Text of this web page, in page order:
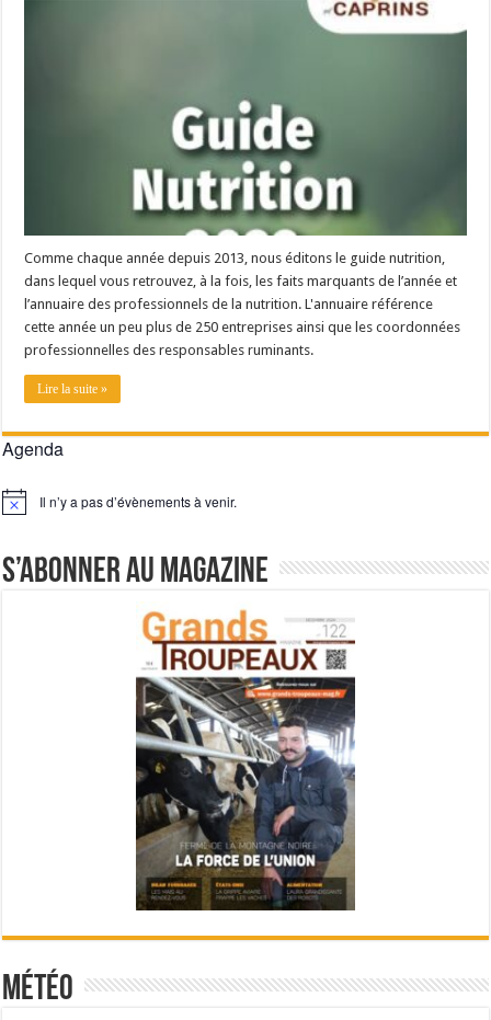
Comme chaque année depuis 2013, nous éditons le guide nutrition,
dans lequel vous retrouvez, à la fois, les faits marquants de l’année et
l’annuaire des professionnels de la nutrition. L'annuaire référence
cette année un peu plus de 250 entreprises ainsi que les coordonnées
professionnelles des responsables ruminants.
Lire la suite »
Agenda
Notice Il n’y a pas d’évènements à venir.
S’abonner au magazine
Météo